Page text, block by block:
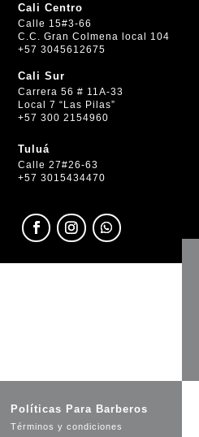
Cali Centro
Calle 15#3-66
C.C. Gran Colmena local 104
+57 3045612675
Cali Sur
Carrera 56 # 11A-33
Local 7 “Las Pilas”
+57 300 2154960
Tuluá
Calle 27#26-63
+57 3015434470
Políticas Para Barberos
Términos y condiciones